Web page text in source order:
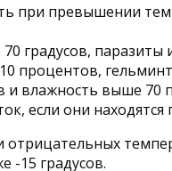
при превышении
градусов, паразиты
и влажность выше 70
если они
-15 градусов.